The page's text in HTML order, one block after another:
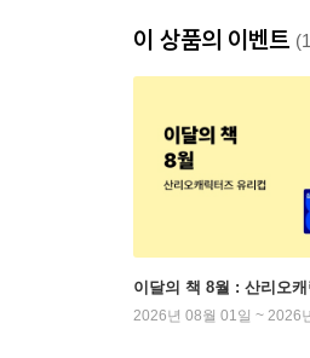
이 상품의 이벤트
이달의 책 8월 : 산리오
2026년 08월 01일 ~ 2026